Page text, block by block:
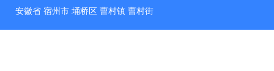
安徽省 宿州市 埇桥区 曹村镇 曹村街